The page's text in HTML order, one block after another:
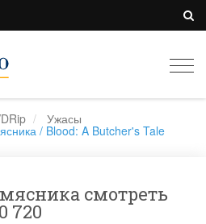
Ужасы
/ Blood: A Butcher's Tale
смотреть
720